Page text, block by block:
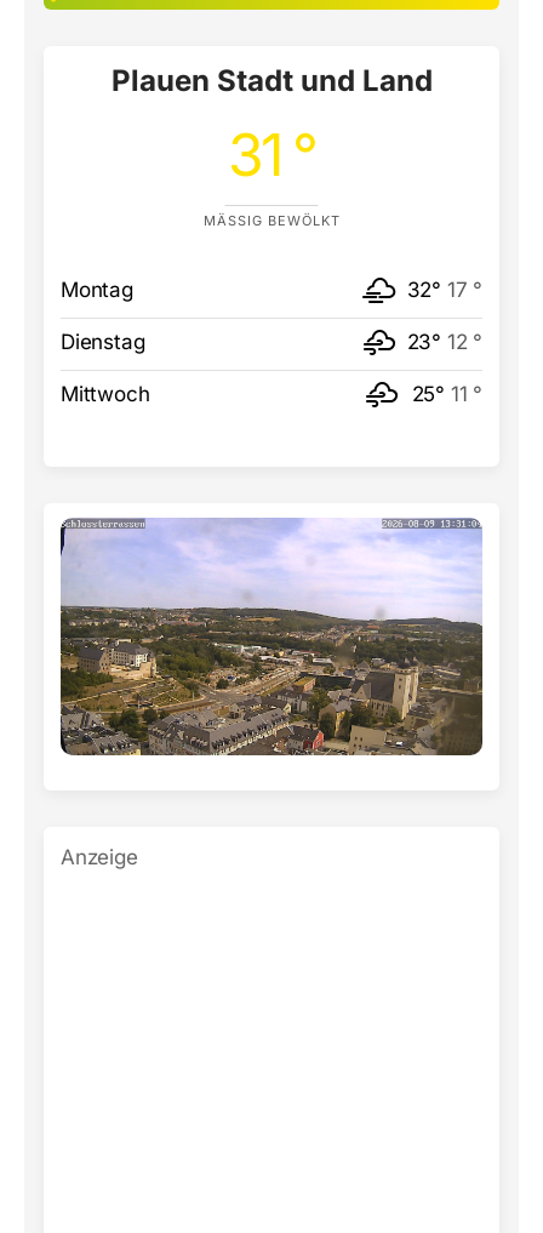
Plauen Stadt und Land
31 °
MÄSSIG BEWÖLKT
Montag 32° 17 °
Dienstag 23° 12 °
Mittwoch 25° 11 °
Anzeige